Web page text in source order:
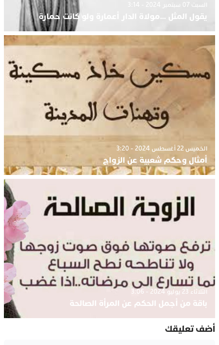
السبت 07 سبتمبر 2024 - 3:14
يقول المثل …مولاة الدار أعمارة ولو كانت حمارة
الخميس 22 أغسطس 2024 - 3:20
أمثال وحكم شعبية عن الزواج
الثلاثاء 23 يوليو 2024 - 3:06
باقة من أجمل الحكم عن المرأة الصالحة
أضف تعليقك